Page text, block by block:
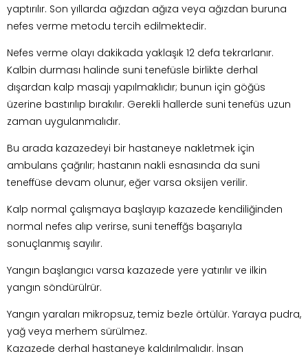
yaptırılır. Son yıllarda ağızdan ağıza veya ağızdan buruna
nefes verme metodu tercih edilmektedir.
Nefes verme olayı dakikada yaklaşık 12 defa tekrarlanır.
Kalbin durması halinde suni tenefüsle birlikte derhal
dışardan kalp masajı yapılmaklıdır; bunun için göğüs
üzerine bastırılıp bırakılır. Gerekli hallerde suni tenefüs uzun
zaman uygulanmalıdır.
Bu arada kazazedeyi bir hastaneye nakletmek için
ambulans çağrılır; hastanın nakli esnasında da suni
teneffüse devam olunur, eğer varsa oksijen verilir.
Kalp normal çalışmaya başlayıp kazazede kendiliğinden
normal nefes alıp verirse, suni teneffğs başarıyla
sonuçlanmış sayılır.
Yangın başlangıcı varsa kazazede yere yatırılır ve ilkin
yangın söndürülrür.
Yangın yaraları mikropsuz, temiz bezle örtülür. Yaraya pudra,
yağ veya merhem sürülmez.
Kazazede derhal hastaneye kaldırılmalıdır. İnsan